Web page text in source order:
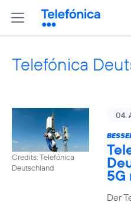
Telefónica
Credits: Telefónica
Deutschland
04.
5G
Der